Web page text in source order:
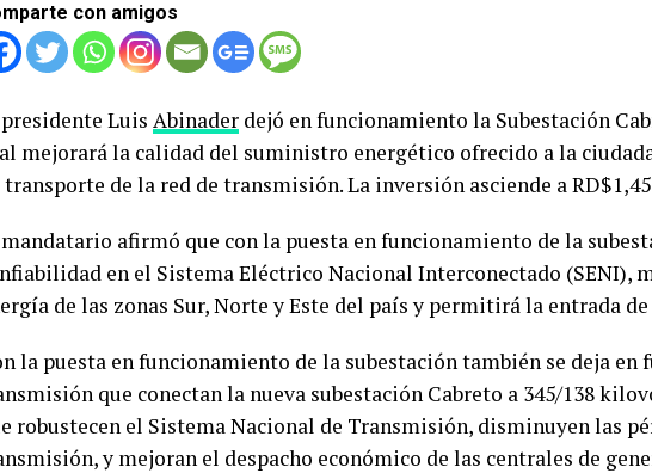
con amigos
Luis Abinader dejó en funcionamiento la Subestación
mejorará la calidad del suministro energético ofrecido a la
transporte de la red de transmisión. La inversión asciende a
afirmó que con la puesta en funcionamiento de la
en el Sistema Eléctrico Nacional Interconectado (SENI),
de las zonas Sur, Norte y Este del país y permitirá la entrada
la puesta en funcionamiento de la subestación también se deja
que conectan la nueva subestación Cabreto a 345/138
robustecen el Sistema Nacional de Transmisión, disminuyen las
y mejoran el despacho económico de las centrales de